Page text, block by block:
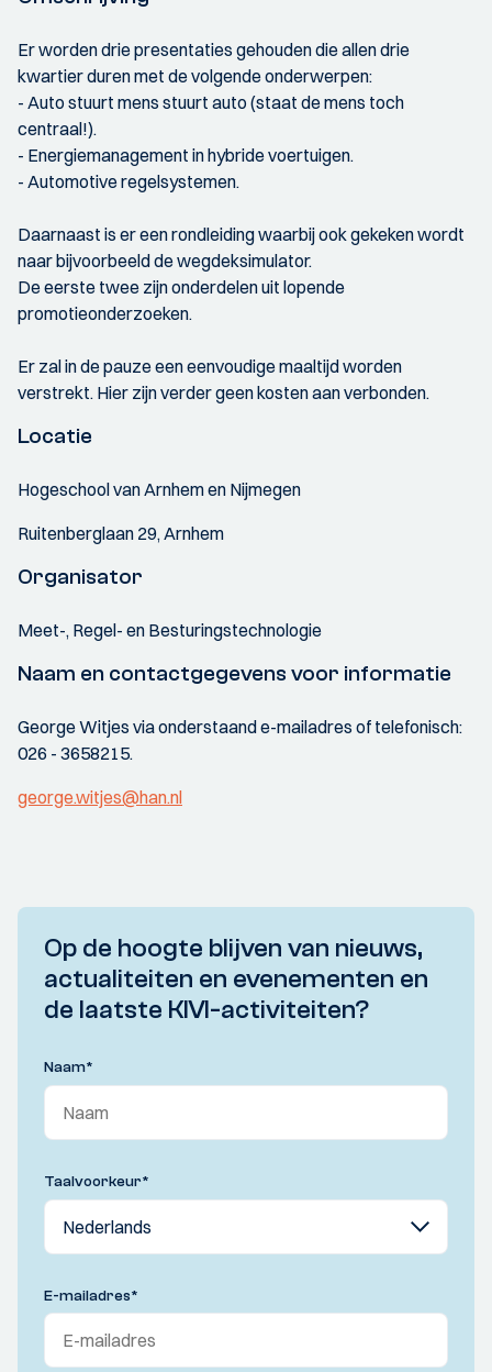
Er worden drie presentaties gehouden die allen drie
kwartier duren met de volgende onderwerpen:
- Auto stuurt mens stuurt auto (staat de mens toch
centraal!).
- Energiemanagement in hybride voertuigen.
- Automotive regelsystemen.
Daarnaast is er een rondleiding waarbij ook gekeken wordt
naar bijvoorbeeld de wegdeksimulator.
De eerste twee zijn onderdelen uit lopende
promotieonderzoeken.
Er zal in de pauze een eenvoudige maaltijd worden
verstrekt. Hier zijn verder geen kosten aan verbonden.
Locatie
Hogeschool van Arnhem en Nijmegen
Ruitenberglaan 29, Arnhem
Organisator
Meet-, Regel- en Besturingstechnologie
Naam en contactgegevens voor informatie
George Witjes via onderstaand e-mailadres of telefonisch:
026 - 3658215.
george.witjes@han.nl
Op de hoogte blijven van nieuws,
actualiteiten en evenementen en
de laatste KIVI-activiteiten?
Naam*
Taalvoorkeur*
E-mailadres*